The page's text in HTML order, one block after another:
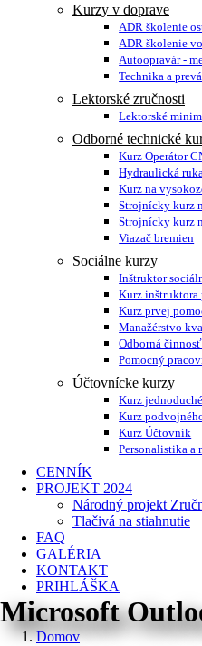
Kurzy v doprave
ADR školenie
ADR školenie
Autoopravár -
Technika a
Lektorské zručnosti
Lektorské
Odborné technické
Kurz Operátor
Hydraulická ruka
Kurz na
Strojnícky kurz
Strojnícky kurz
Viazač bremien
Sociálne kurzy
Inštruktor
Kurz inštruktora
Kurz prvej
Manažérstvo
Odborná
Pomocný
Účtovnícke kurzy
Kurz
Kurz
Kurz Účtovník
Personalistika a
CENNÍK
PROJEKT 2024
Národný projekt
Tlačivá na stiahnutie
FAQ
GALÉRIA
KONTAKT
PRIHLÁŠKA
Microsoft
Domov